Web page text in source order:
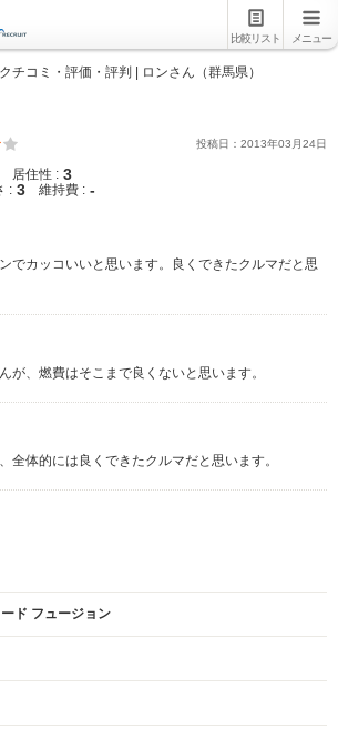
比較リスト メニュー
チコミ・評価・評判 | ロンさん（群馬県）
投稿日： 2013年03 月24日
居住性 : 3
: 3 維持費 : -
でカッコいいと思います。良くできたクルマだと思
が、燃費はそこまで良くないと思います。
全体的には良くできたクルマだと思います。
ド フュージョン